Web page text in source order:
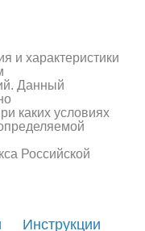
и характеристики
Данный
каких условиях
Российской
Инструкции